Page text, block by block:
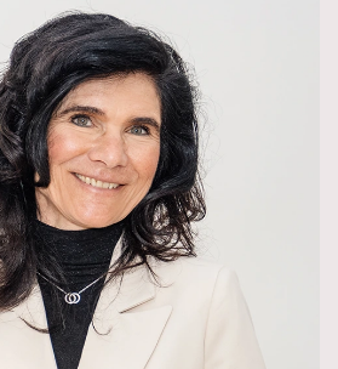
gelegen.
in januari en bij transport voor
overdrachtsbelasting over
je een bod uitbrengen op deze
Move account, welke vrijgegeven
dat we een bezichtigingsafspraak
een bod te doen.